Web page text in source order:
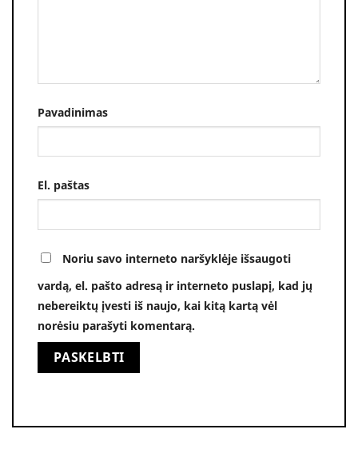
Pavadinimas
El. paštas
Noriu savo interneto naršyklėje išsaugoti
vardą, el. pašto adresą ir interneto puslapį, kad jų
nebereiktų įvesti iš naujo, kai kitą kartą vėl
norėsiu parašyti komentarą.